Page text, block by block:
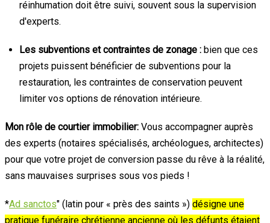
réinhumation doit être suivi, souvent sous la supervision
d'experts.
Les subventions et contraintes de zonage : bien que ces
projets puissent bénéficier de subventions pour la
restauration, les contraintes de conservation peuvent
limiter vos options de rénovation intérieure.
Mon rôle de courtier immobilier: Vous accompagner auprès
des experts (notaires spécialisés, archéologues, architectes)
pour que votre projet de conversion passe du rêve à la réalité,
sans mauvaises surprises sous vos pieds !
*Ad sanctos" (latin pour « près des saints ») désigne une
pratique funéraire chrétienne ancienne où les défunts étaient